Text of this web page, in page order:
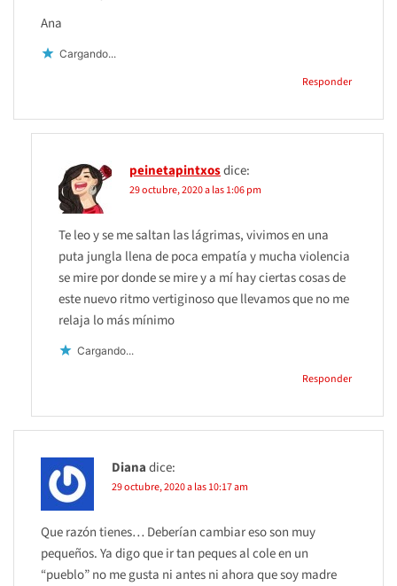
Ana
Cargando...
Responder
peinetapintxosdice:
29 octubre, 2020 a las 1:06 pm
Te leo y se me saltan las lágrimas, vivimos en una
puta jungla llena de poca empatía y mucha violencia
se mire por donde se mire y a mí hay ciertas cosas de
este nuevo ritmo vertiginoso que llevamos que no me
relaja lo más mínimo
Cargando...
Responder
Dianadice:
29 octubre, 2020 a las 10:17 am
Que razón tienes… Deberían cambiar eso son muy
pequeños. Ya digo que ir tan peques al cole en un
“pueblo” no me gusta ni antes ni ahora que soy madre